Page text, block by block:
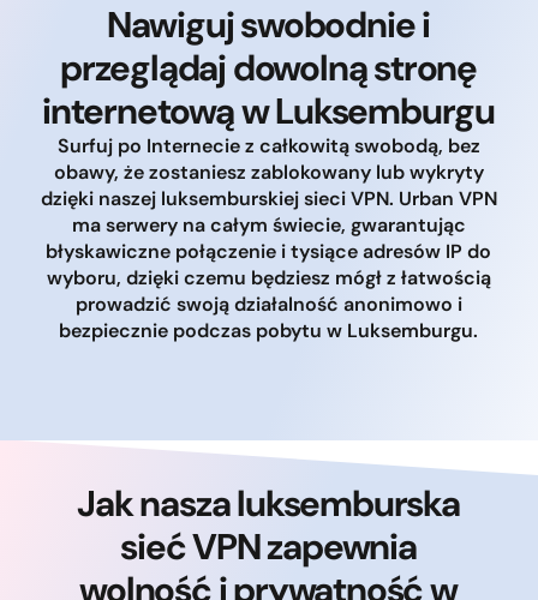
Nawiguj swobodnie i
przeglądaj dowolną stronę
internetową w Luksemburgu
Surfuj po Internecie z całkowitą swobodą, bez
obawy, że zostaniesz zablokowany lub wykryty
dzięki naszej luksemburskiej sieci VPN. Urban VPN
ma serwery na całym świecie, gwarantując
błyskawiczne połączenie i tysiące adresów IP do
wyboru, dzięki czemu będziesz mógł z łatwością
prowadzić swoją działalność anonimowo i
bezpiecznie podczas pobytu w Luksemburgu.
Jak nasza luksemburska
sieć VPN zapewnia
wolność i prywatność w